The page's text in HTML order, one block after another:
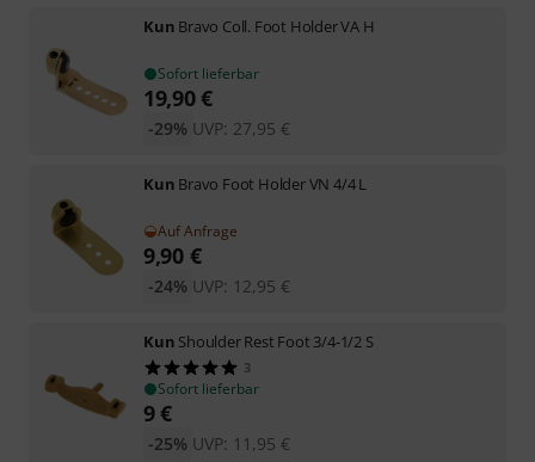
Kun Bravo Coll. Foot Holder VA H
Sofort lieferbar
19,90€
UVP: 27,95 €
-29%
Kun Bravo Foot Holder VN 4/4 L
Auf Anfrage
9,90 €
UVP: 12,95 €
-24%
Kun Shoulder Rest Foot 3/4-1/2 S
3
Sofort lieferbar
9€
UVP: 11,95 €
-25%